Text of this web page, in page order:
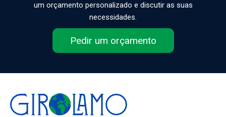
um orçamento personalizado e discutir as suas
necessidades.
Pedir um orçamento